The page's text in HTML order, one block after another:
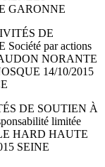
GARONNE
DE
par actions
NORANTE
14/10/2015
DE SOUTIEN À
limitée
HARD HAUTE
SEINE